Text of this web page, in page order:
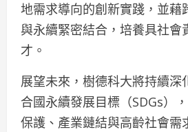
地需求導向的創新實踐，並藉
與永續緊密結合，培養具社會
才。
展望未來，樹德科大將持續深
合國永續發展目標（SDGs）
保護、產業鏈結與高齡社會需